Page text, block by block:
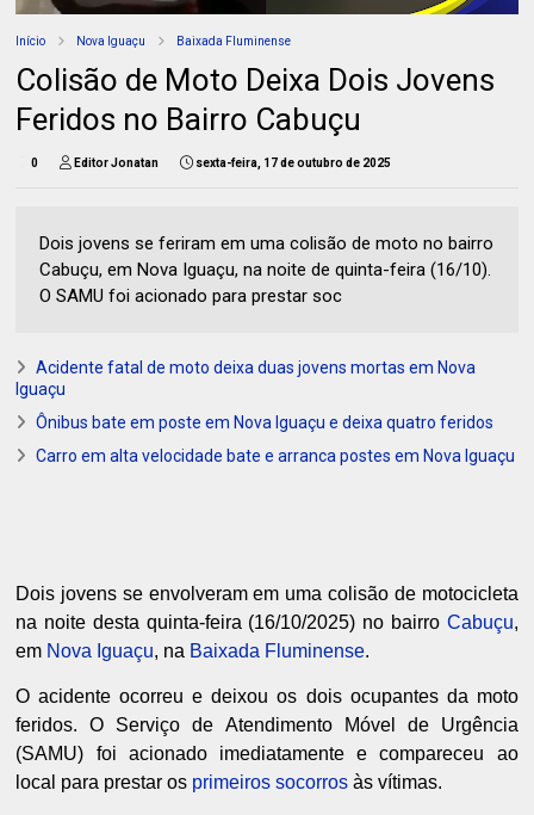
Início Nova Iguaçu Baixada Fluminense
Colisão de Moto Deixa Dois Jovens
Feridos no Bairro Cabuçu
0 Editor Jonatan sexta-feira, 17 de outubro de 2025
Dois jovens se feriram em uma colisão de moto no bairro
Cabuçu, em Nova Iguaçu, na noite de quinta-feira (16/10).
O SAMU foi acionado para prestar soc
Acidente fatal de moto deixa duas jovens mortas em Nova
Iguaçu
Ônibus bate em poste em Nova Iguaçu e deixa quatro feridos
Carro em alta velocidade bate e arranca postes em Nova Iguaçu
Dois jovens se envolveram em uma colisão de motocicleta
na noite desta quinta-feira (16/10/2025) no bairro Cabuçu,
em Nova Iguaçu, na Baixada Fluminense.
O acidente ocorreu e deixou os dois ocupantes da moto
feridos. O Serviço de Atendimento Móvel de Urgência
(SAMU) foi acionado imediatamente e compareceu ao
local para prestar os primeiros socorros às vítimas.